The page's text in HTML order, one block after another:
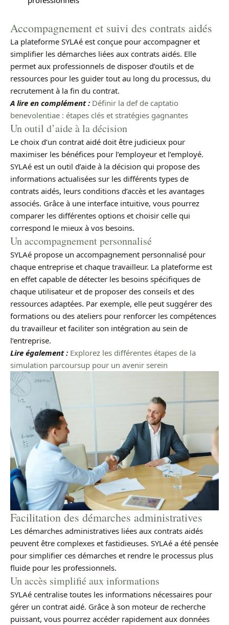
Accompagnement et suivi des contrats aidés
La plateforme SYLAé est conçue pour accompagner et
simplifier les démarches liées aux contrats aidés. Elle
permet aux professionnels de disposer d’outils et de
ressources pour les guider tout au long du processus, du
recrutement à la fin du contrat.
A lire en complément : Définir la def de captatio
benevolentiae : étapes clés et stratégies gagnantes
Un outil d’aide à la décision
Le choix d’un contrat aidé doit être judicieux pour
maximiser les bénéfices pour l’employeur et l’employé.
SYLAé est un outil d’aide à la décision qui propose des
informations actualisées sur les différents types de
contrats aidés, leurs conditions d’accès et les avantages
associés. Grâce à une interface intuitive, vous pourrez
comparer les différentes options et choisir celle qui
correspond le mieux à vos besoins.
Un accompagnement personnalisé
SYLAé propose un accompagnement personnalisé pour
chaque entreprise et chaque travailleur. La plateforme est
en effet capable de détecter les besoins spécifiques de
chaque utilisateur et de proposer des conseils et des
ressources adaptées. Par exemple, elle peut suggérer des
formations ou des ateliers pour renforcer les compétences
du travailleur et faciliter son intégration au sein de
l’entreprise.
Lire également : Explorez les différentes étapes de la
simulation parcoursup pour un avenir serein
Facilitation des démarches administratives
Les démarches administratives liées aux contrats aidés
peuvent être complexes et fastidieuses. SYLAé a été pensée
pour simplifier ces démarches et rendre le processus plus
fluide pour les professionnels.
Un accès simplifié aux informations
SYLAé centralise toutes les informations nécessaires pour
gérer un contrat aidé. Grâce à son moteur de recherche
puissant, vous pourrez accéder rapidement aux données